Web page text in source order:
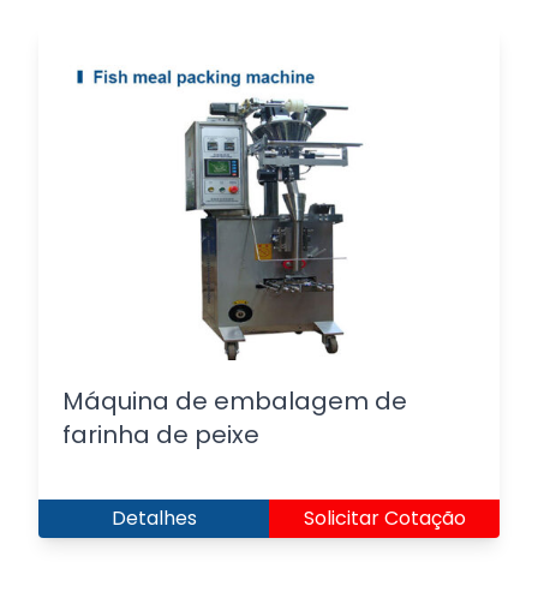
Máquina de embalagem de
farinha de peixe
Detalhes Solicitar Cotação